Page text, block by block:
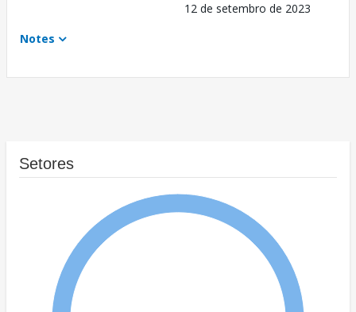
12 de setembro de 2023
Notes
Setores